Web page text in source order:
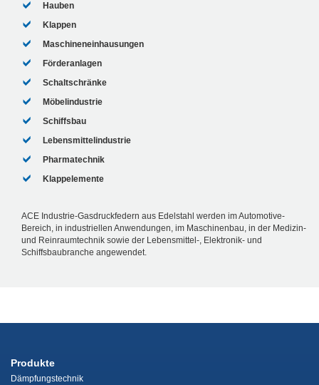
Hauben
Klappen
Maschineneinhausungen
Förderanlagen
Schaltschränke
Möbelindustrie
Schiffsbau
Lebensmittelindustrie
Pharmatechnik
Klappelemente
ACE Industrie-Gasdruckfedern aus Edelstahl werden im Automotive-
Bereich, in industriellen Anwendungen, im Maschinenbau, in der Medizin-
und Reinraumtechnik sowie der Lebensmittel-, Elektronik- und
Schiffsbaubranche angewendet.
Produkte
Dämpfungstechnik